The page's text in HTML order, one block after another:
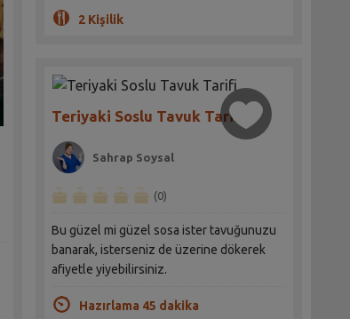
2 Kişilik
Teriyaki Soslu Tavuk Tarifi
Sahrap Soysal
(0)
Bu güzel mi güzel sosa ister tavuğunuzu
banarak, isterseniz de üzerine dökerek
afiyetle yiyebilirsiniz.
Hazırlama 45 dakika